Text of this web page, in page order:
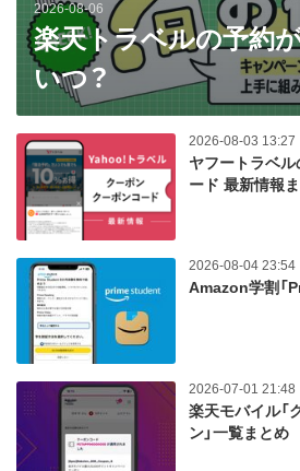
2026-08-06
楽天トラベルの予約
いつ？
2026-08-03 13:27
ヤフートラベル
ード 最新情報
2026-08-04 23:54
Amazon学割「
2026-07-01 21:48
楽天モバイル「
ン」一覧まとめ